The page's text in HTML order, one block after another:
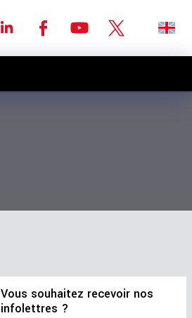
Vous souhaitez recevoir nos
infolettres ?